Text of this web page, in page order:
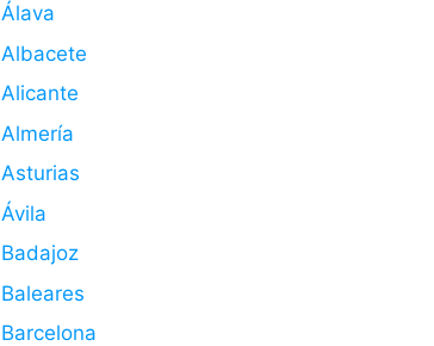
Álava
Albacete
Alicante
Almería
Asturias
Ávila
Badajoz
Baleares
Barcelona